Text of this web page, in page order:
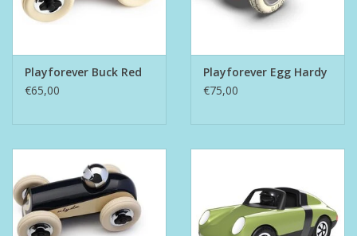
Playforever Buck Red
€65,00
Playforever Egg Hardy
€75,00